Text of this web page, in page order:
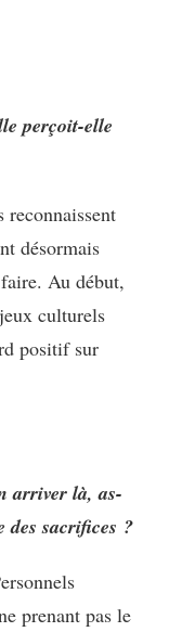
perçoit-elle
désormais
Au début,
culturels
positif sur
arriver là, as-
des sacrifices ?
prenant pas le